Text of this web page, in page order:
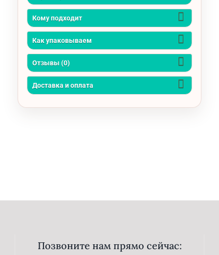
Кому подходит
Как упаковываем
Отзывы (0)
Доставка и оплата
Позвоните нам прямо сейчас: